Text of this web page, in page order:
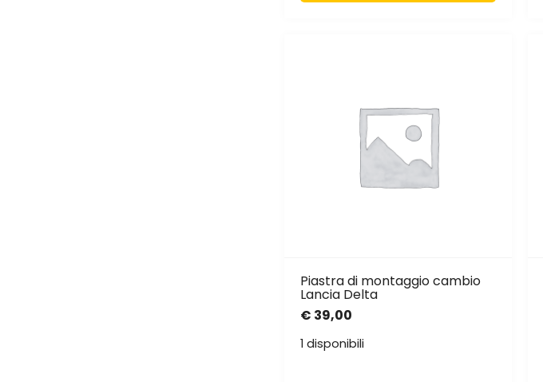
Piastra di montaggio cambio
Lancia Delta
€ 39,00
1 disponibili